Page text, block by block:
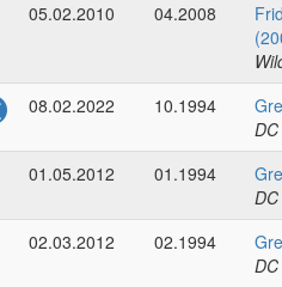
05.02.2010
04.2008
08.02.2022
10.1994
01.05.2012
01.1994
02.03.2012
02.1994